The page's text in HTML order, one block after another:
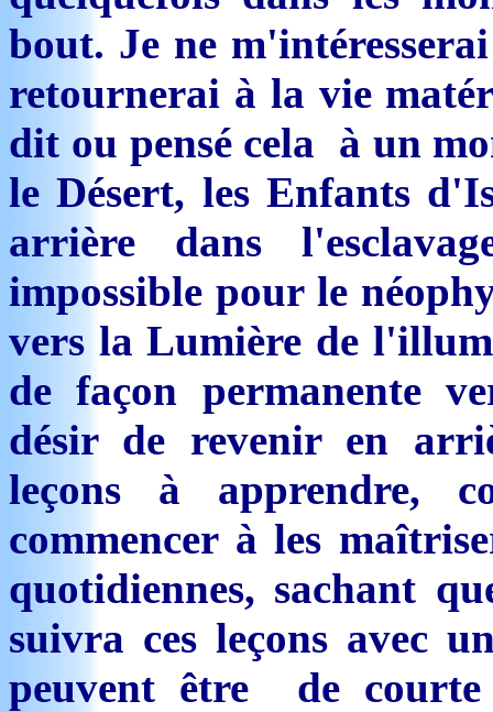
bout. Je ne
retournerai à la vie
dit ou pensé cela à un
le Désert, les Enfants
arrière dans
impossible pour le
vers la Lumière de
de façon permanente
désir de revenir en
leçons à apprendre,
commencer à les
quotidiennes, sachant
suivra ces leçons avec
peuvent être de courte